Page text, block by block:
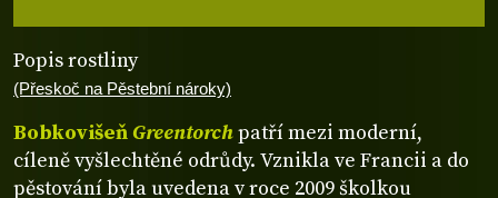
Popis rostliny
(Přeskoč na Pěstební nároky)
Bobkovišeň Greentorchpatří mezi moderní,
cíleně vyšlechtěné odrůdy. Vznikla ve Francii a do
pěstování byla uvedena v roce 2009 školkou